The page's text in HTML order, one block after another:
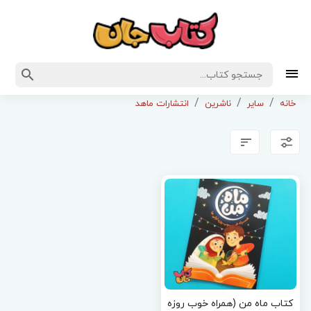
خانه سایر ناشرین انتشارات ماهد
کتاب ماه من (همراه خوب روزه